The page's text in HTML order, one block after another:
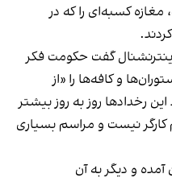
مغازه کسبه‌ای را که در
گفت حکومت فکر
و کافه‌ها را «از
این رخدادها روز به روز بیشتر
نیست و مراسم بسیاری
آمده و دیگر به آن